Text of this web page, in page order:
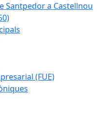
Santpedor a Castellnou
(FUE)